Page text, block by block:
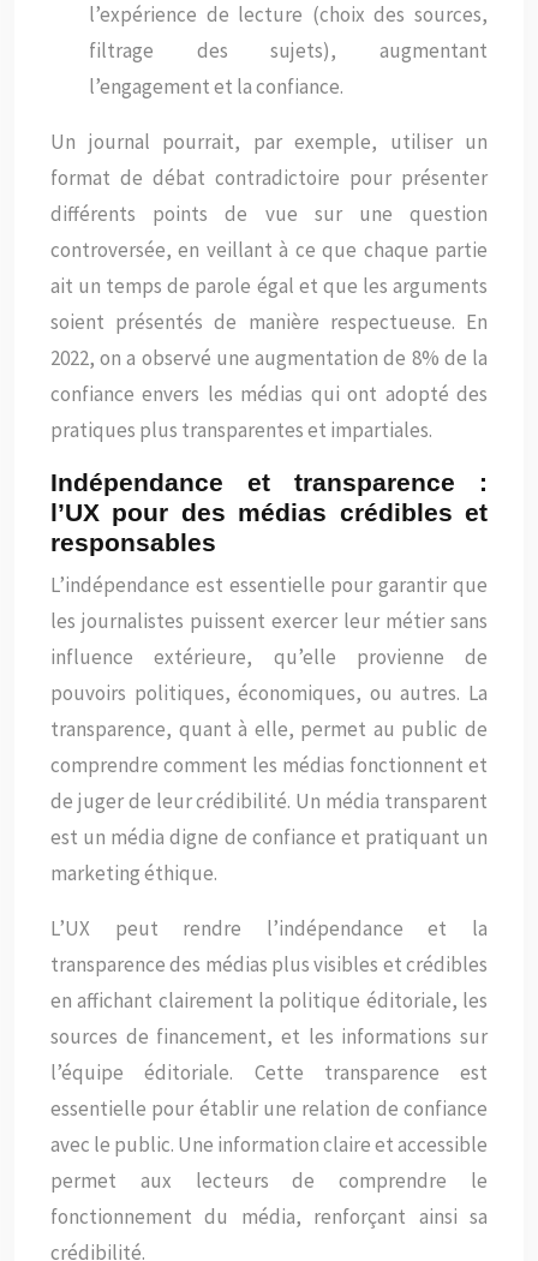
l’expérience de lecture (choix des sources,
filtrage des sujets), augmentant
l’engagement et la confiance.
Un journal pourrait, par exemple, utiliser un
format de débat contradictoire pour présenter
différents points de vue sur une question
controversée, en veillant à ce que chaque partie
ait un temps de parole égal et que les arguments
soient présentés de manière respectueuse. En
2022, on a observé une augmentation de 8% de la
confiance envers les médias qui ont adopté des
pratiques plus transparentes et impartiales.
Indépendance et transparence :
l’UX pour des médias crédibles et
responsables
L’indépendance est essentielle pour garantir que
les journalistes puissent exercer leur métier sans
influence extérieure, qu’elle provienne de
pouvoirs politiques, économiques, ou autres. La
transparence, quant à elle, permet au public de
comprendre comment les médias fonctionnent et
de juger de leur crédibilité. Un média transparent
est un média digne de confiance et pratiquant un
marketing éthique.
L’UX peut rendre l’indépendance et la
transparence des médias plus visibles et crédibles
en affichant clairement la politique éditoriale, les
sources de financement, et les informations sur
l’équipe éditoriale. Cette transparence est
essentielle pour établir une relation de confiance
avec le public. Une information claire et accessible
permet aux lecteurs de comprendre le
fonctionnement du média, renforçant ainsi sa
crédibilité.